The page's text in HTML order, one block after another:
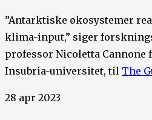
”Antarktiske økosystemer
klima-input,” siger
professor Nicoletta Cannone
Insubria-universitet, til The
28 apr 2023